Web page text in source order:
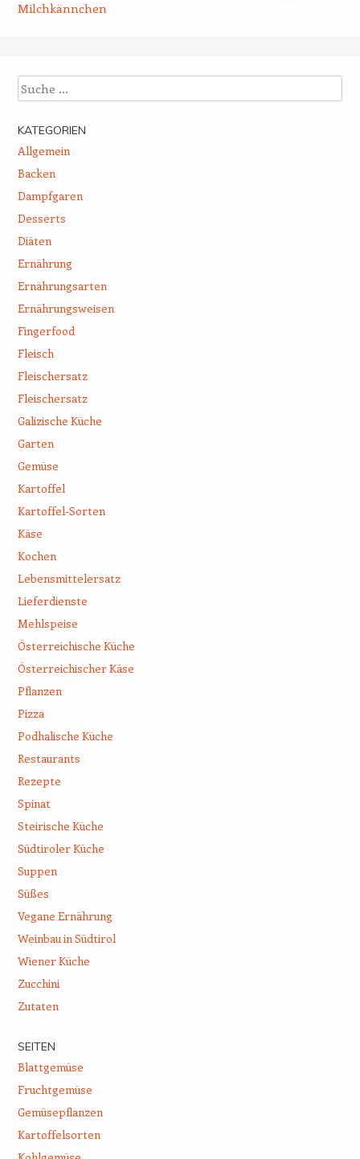
Milchkännchen
Suche
KATEGORIEN
Allgemein
Backen
Dampfgaren
Desserts
Diäten
Ernährung
Ernährungsarten
Ernährungsweisen
Fingerfood
Fleisch
Fleischersatz
Fleischersatz
Galizische Küche
Garten
Gemüse
Kartoffel
Kartoffel-Sorten
Käse
Kochen
Lebensmittelersatz
Lieferdienste
Mehlspeise
Österreichische Küche
Österreichischer Käse
Pflanzen
Pizza
Podhalische Küche
Restaurants
Rezepte
Spinat
Steirische Küche
Südtiroler Küche
Suppen
Süßes
Vegane Ernährung
Weinbau in Südtirol
Wiener Küche
Zucchini
Zutaten
SEITEN
Blattgemüse
Fruchtgemüse
Gemüsepflanzen
Kartoffelsorten